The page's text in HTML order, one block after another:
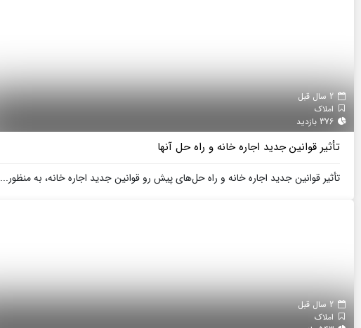
املاک
تأثیر قوانین جدید اجاره خانه و راه حل‌ آنها
تأثیر قوانین جدید اجاره خانه و راه حل‌های پیش رو قوانین جدید اجاره خانه، به منظور...
املاک